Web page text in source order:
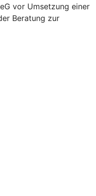
vor Umsetzung einer
Beratung zur